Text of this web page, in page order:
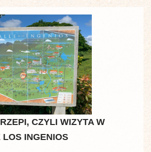
CZYLI WIZYTA W
INGENIOS